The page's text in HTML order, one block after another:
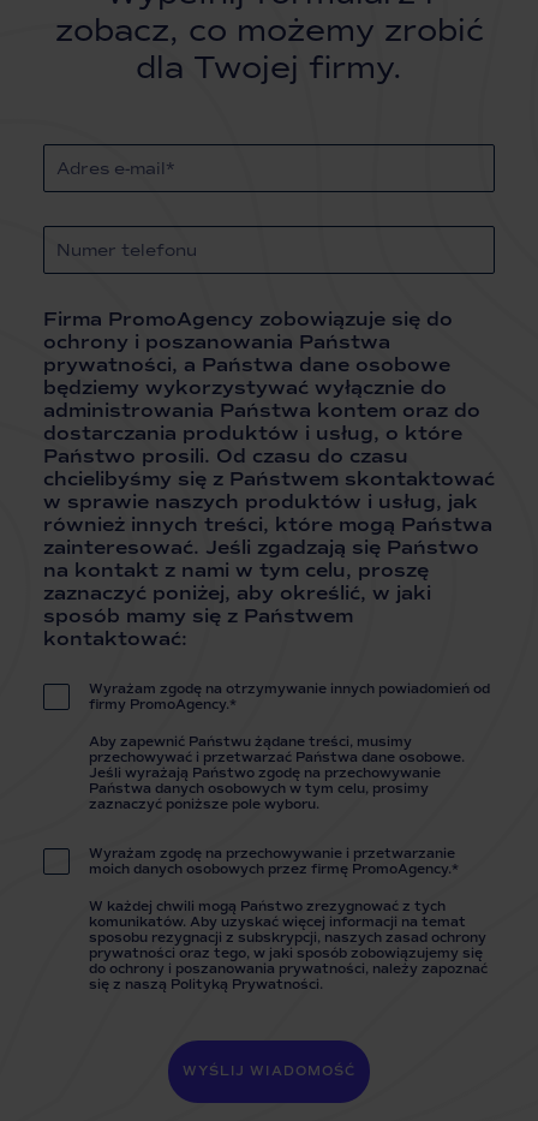
zobacz, co możemy zrobić
dla Twojej firmy.
Firma PromoAgency zobowiązuje się do
ochrony i poszanowania Państwa
prywatności, a Państwa dane osobowe
będziemy wykorzystywać wyłącznie do
administrowania Państwa kontem oraz do
dostarczania produktów i usług, o które
Państwo prosili. Od czasu do czasu
chcielibyśmy się z Państwem skontaktować
w sprawie naszych produktów i usług, jak
również innych treści, które mogą Państwa
zainteresować. Jeśli zgadzają się Państwo
na kontakt z nami w tym celu, proszę
zaznaczyć poniżej, aby określić, w jaki
sposób mamy się z Państwem
kontaktować:
Wyrażam zgodę na otrzymywanie innych powiadomień od
firmy PromoAgency.*
Aby zapewnić Państwu żądane treści, musimy
przechowywać i przetwarzać Państwa dane osobowe.
Jeśli wyrażają Państwo zgodę na przechowywanie
Państwa danych osobowych w tym celu, prosimy
zaznaczyć poniższe pole wyboru.
Wyrażam zgodę na przechowywanie i przetwarzanie
moich danych osobowych przez firmę PromoAgency.*
W każdej chwili mogą Państwo zrezygnować z tych
komunikatów. Aby uzyskać więcej informacji na temat
sposobu rezygnacji z subskrypcji, naszych zasad ochrony
prywatności oraz tego, w jaki sposób zobowiązujemy się
do ochrony i poszanowania prywatności, należy zapoznać
się z naszą Polityką Prywatności.